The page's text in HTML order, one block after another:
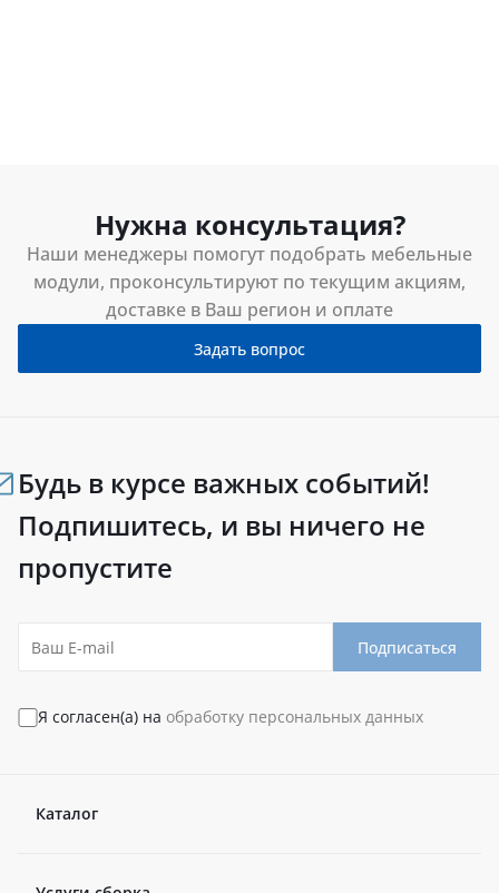
Нужна консультация?
Наши менеджеры помогут подобрать мебельные
модули, проконсультируют по текущим акциям,
доставке в Ваш регион и оплате
Задать вопрос
Будь в курсе важных событий!
Подпишитесь, и вы ничего не
пропустите
Подписаться
Я согласен(а) на обработку персональных данных
Каталог